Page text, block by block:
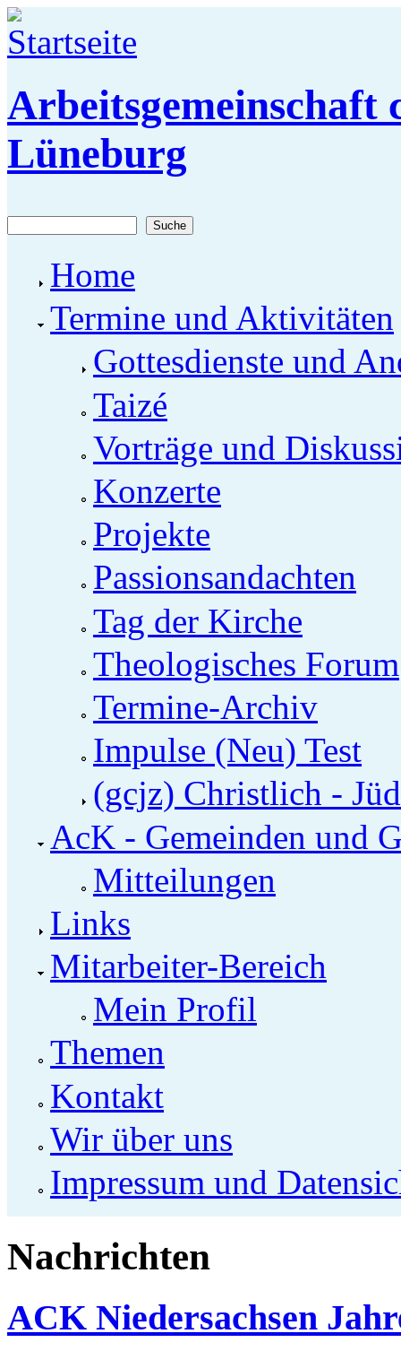
Direkt zum Inhalt
Lüneburg
Home
Termine und Aktivitäten
Gottesdienste und
Taizé
Vorträge und
Konzerte
Projekte
Passionsandachten
Tag der Kirche
Theologisches Forum
Termine-Archiv
Impulse (Neu) Test
(gcjz) Christlich -
AcK - Gemeinden und
Mitteilungen
Links
Mitarbeiter-Bereich
Mein Profil
Themen
Kontakt
Wir über uns
Impressum und
Nachrichten
ACK Niedersachsen